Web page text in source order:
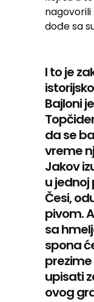
dođe sa
I to je
Bajloni
da se
vreme
Jakov
u jednoj
Česi,
pivom.
sa
spona
upisati
ovog